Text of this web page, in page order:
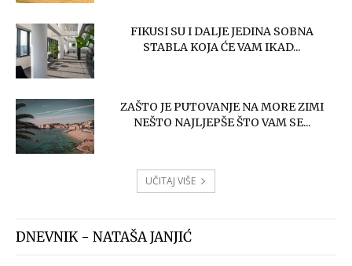
FIKUSI SU I DALJE JEDINA SOBNA
STABLA KOJA ĆE VAM IKAD...
ZAŠTO JE PUTOVANJE NA MORE ZIMI
NEŠTO NAJLJEPŠE ŠTO VAM SE...
UČITAJ VIŠE
DNEVNIK - NATAŠA JANJIĆ